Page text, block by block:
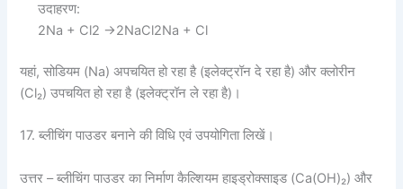
उदाहरण:
2Na + Cl2 →2NaCl2Na + Cl
यहां, सोडियम (Na) अपचयित हो रहा है (इलेक्ट्रॉन दे रहा है) और क्लोरीन
(Cl₂) उपचयित हो रहा है (इलेक्ट्रॉन ले रहा है)।
17. ब्लीचिंग पाउडर बनाने की विधि एवं उपयोगिता लिखें।
उत्तर – ब्लीचिंग पाउडर का निर्माण कैल्शियम हाइड्रोक्साइड (Ca(OH)₂) और